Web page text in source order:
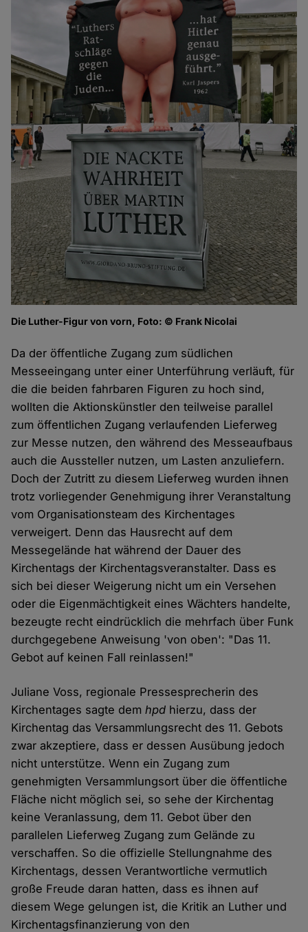
Die Luther-Figur von vorn, Foto: © Frank Nicolai
Da der öffentliche Zugang zum südlichen
Messeeingang unter einer Unterführung verläuft, für
die die beiden fahrbaren Figuren zu hoch sind,
wollten die Aktionskünstler den teilweise parallel
zum öffentlichen Zugang verlaufenden Lieferweg
zur Messe nutzen, den während des Messeaufbaus
auch die Aussteller nutzen, um Lasten anzuliefern.
Doch der Zutritt zu diesem Lieferweg wurden ihnen
trotz vorliegender Genehmigung ihrer Veranstaltung
vom Organisationsteam des Kirchentages
verweigert. Denn das Hausrecht auf dem
Messegelände hat während der Dauer des
Kirchentags der Kirchentagsveranstalter. Dass es
sich bei dieser Weigerung nicht um ein Versehen
oder die Eigenmächtigkeit eines Wächters handelte,
bezeugte recht eindrücklich die mehrfach über Funk
durchgegebene Anweisung 'von oben': "Das 11.
Gebot auf keinen Fall reinlassen!"
Juliane Voss, regionale Pressesprecherin des
Kirchentages sagte demhpd hierzu, dass der
Kirchentag das Versammlungsrecht des 11. Gebots
zwar akzeptiere, dass er dessen Ausübung jedoch
nicht unterstütze. Wenn ein Zugang zum
genehmigten Versammlungsort über die öffentliche
Fläche nicht möglich sei, so sehe der Kirchentag
keine Veranlassung, dem 11. Gebot über den
parallelen Lieferweg Zugang zum Gelände zu
verschaffen. So die offizielle Stellungnahme des
Kirchentags, dessen Verantwortliche vermutlich
große Freude daran hatten, dass es ihnen auf
diesem Wege gelungen ist, die Kritik an Luther und
Kirchentagsfinanzierung von den